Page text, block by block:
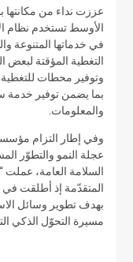
عززت نداء من
في خدماتها المتنوعة
التغطية المؤقتة لبعض
وتوفير محطات للتغطية
بما يضمن توفير خدمة
والمعلومات.
وفي إطار التزام
عجلة النمو والتطوّر
السلامة العامة، عملت
بهدف تطوير وسائل
مسيرة التحوّل الذكي